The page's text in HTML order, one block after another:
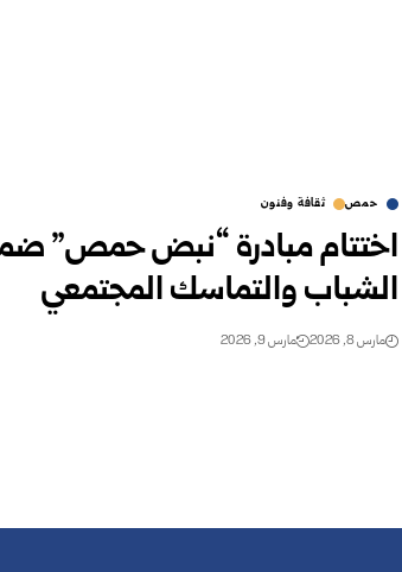
حمص ثقافة وفنون
اختتام مبادرة “نبض حمص”
الشباب والتماسك المجتمعي
مارس 8, 2026 مارس 9, 2026